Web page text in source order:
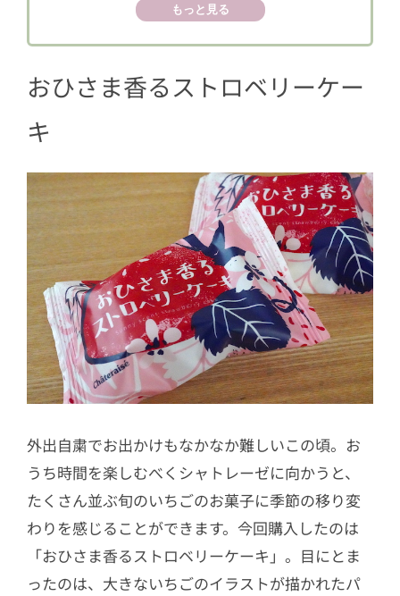
もっと見る
おひさま香るストロベリーケー
キ
外出自粛でお出かけもなかなか難しいこの頃。お
うち時間を楽しむべくシャトレーゼに向かうと、
たくさん並ぶ旬のいちごのお菓子に季節の移り変
わりを感じることができます。今回購入したのは
「おひさま香るストロベリーケーキ」。目にとま
ったのは、大きないちごのイラストが描かれたパ